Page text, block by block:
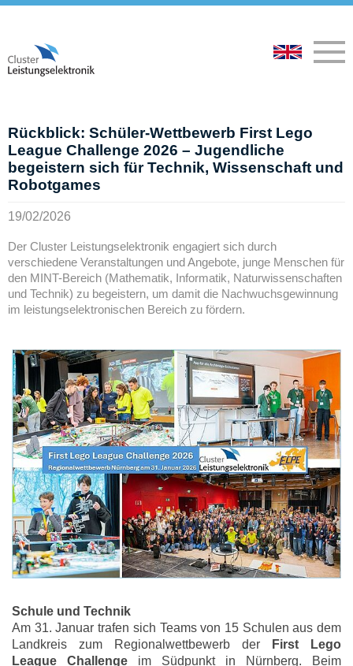
Rückblick: Schüler-Wettbewerb First Lego
League Challenge 2026 – Jugendliche
begeistern sich für Technik, Wissenschaft und
Robotgames
19/02/2026
Der Cluster Leistungselektronik engagiert sich durch
verschiedene Veranstaltungen und Angebote, junge Menschen für
den MINT-Bereich (Mathematik, Informatik, Naturwissenschaften
und Technik) zu begeistern, um damit die Nachwuchsgewinnung
im leistungselektronischen Bereich zu fördern.
Schule und Technik
Am 31. Januar trafen sich Teams von 15 Schulen aus dem
Landkreis zum Regionalwettbewerb der
First Lego
League Challenge im Südpunkt in Nürnberg. Beim